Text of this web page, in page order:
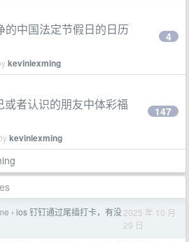
中国法定节假日的日历
kevinlexming
4
者认识的朋友中体彩福
kevinlexming
147
› ios 钉钉通过尾插打卡，有没2025 年 10 月
29 日